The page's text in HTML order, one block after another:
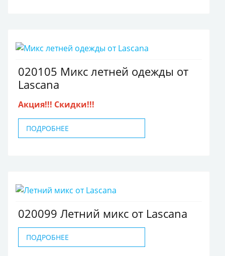
020105 Микс летней одежды от
Lascana
Акция!!! Скидки!!!
ПОДРОБНЕЕ
020099 Летний микс от Lascana
ПОДРОБНЕЕ